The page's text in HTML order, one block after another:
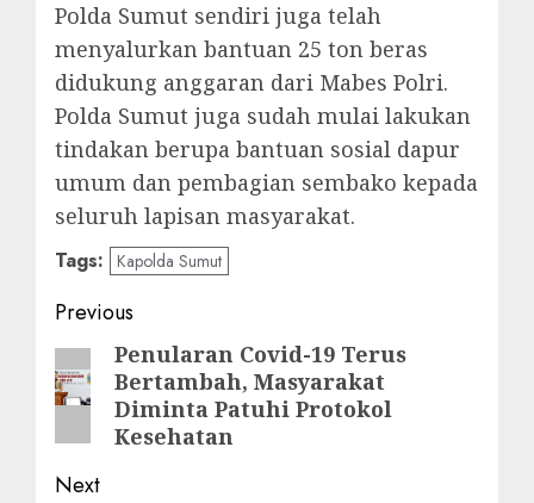
Polda Sumut sendiri juga telah
menyalurkan bantuan 25 ton beras
didukung anggaran dari Mabes Polri.
Polda Sumut juga sudah mulai lakukan
tindakan berupa bantuan sosial dapur
umum dan pembagian sembako kepada
seluruh lapisan masyarakat.
Tags: Kapolda Sumut
Post
navigation
Previous
Previous
post:
Penularan Covid-19 Terus
Bertambah, Masyarakat
Diminta Patuhi Protokol
Kesehatan
Next